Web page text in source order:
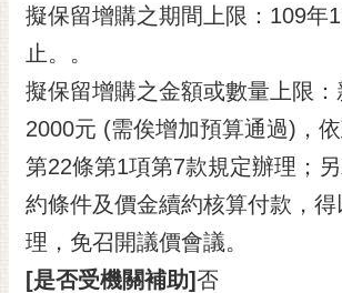
擬保留增購之期間上限：109年
止。。
擬保留增購之金額或數量上限
2000元 (需俟增加預算通過)，
第22條第1項第7款規定辦理；
約條件及價金續約核算付款，
理，免召開議價會議。
[是否受機關補助]否